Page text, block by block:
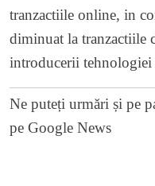
tranzactiile online, in
diminuat la tranzactiile
introducerii tehnologiei
Ne puteți urmări și pe
pe Google News